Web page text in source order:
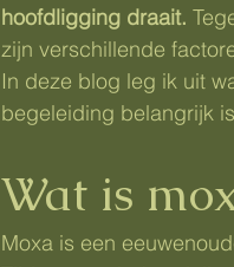
hoofdligging draait.
zijn verschillende
In deze blog leg ik uit
begeleiding belangrijk
Wat is
Moxa is een